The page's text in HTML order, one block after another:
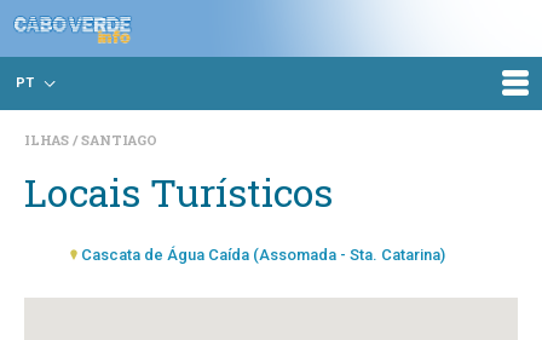
PT
ILHAS SANTIAGO
Locais Turísticos
Cascata de Água Caída (Assomada - Sta. Catarina)